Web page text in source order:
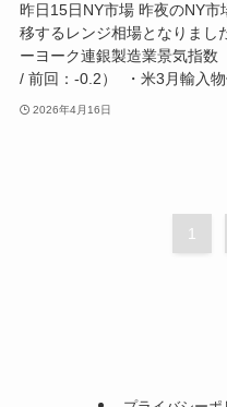
昨日15日NY市場 昨夜のNY
移するレンジ相場となりま
ーヨーク連銀製造業景気
/ 前回：-0.2） ・米3月輸
2026年4月16日
1